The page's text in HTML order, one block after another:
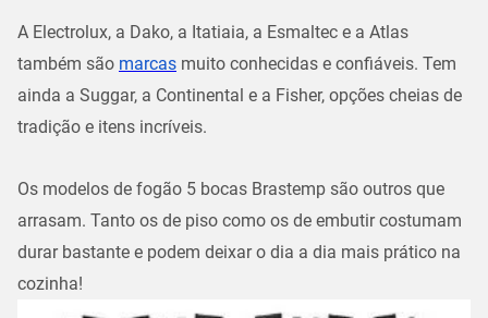
A Electrolux, a Dako, a Itatiaia, a Esmaltec e a Atlas
também são marcas muito conhecidas e confiáveis. Tem
ainda a Suggar, a Continental e a Fisher, opções cheias de
tradição e itens incríveis.
Os modelos de ​fogão 5 bocas Brastemp são outros que
arrasam. Tanto os de piso como os de embutir costumam
durar bastante e podem deixar o dia a dia mais prático na
cozinha!